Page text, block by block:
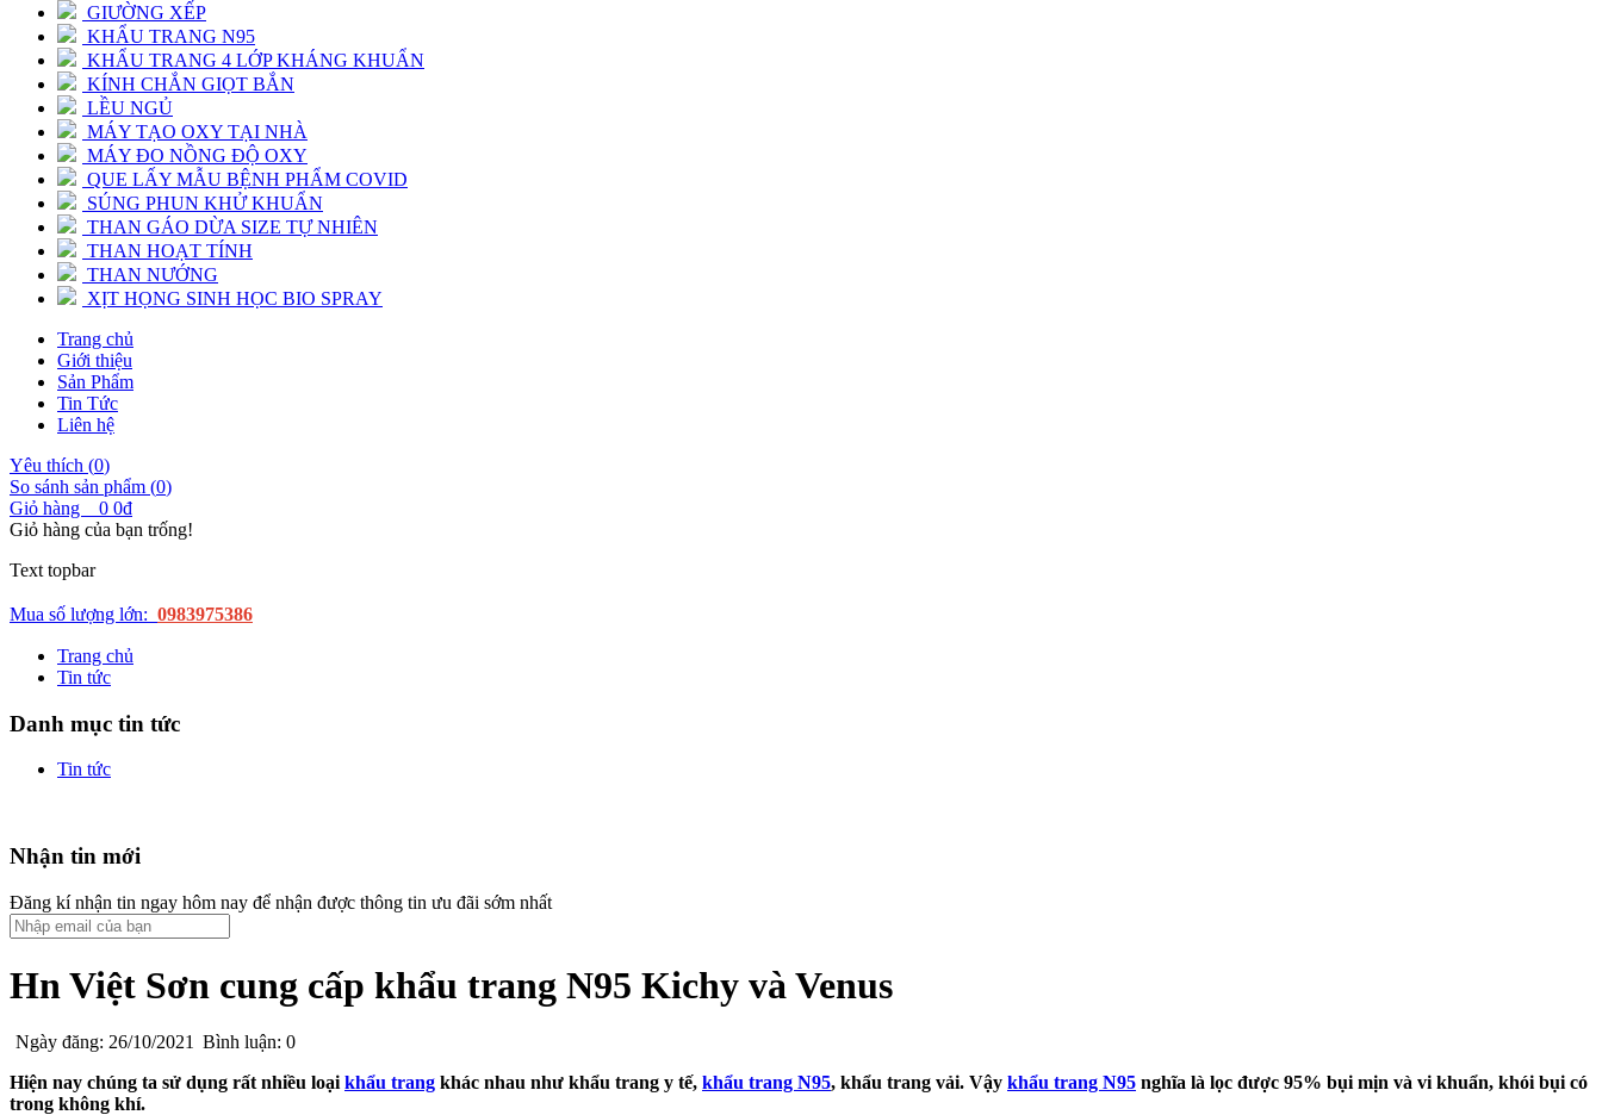
GIƯỜNG XẾP
KHẨU TRANG N95
KHẨU TRANG 4 LỚP KHÁNG KHUẨN
KÍNH CHẮN GIỌT BẮN
LỀU NGỦ
MÁY TẠO OXY TẠI NHÀ
MÁY ĐO NỒNG ĐỘ OXY
QUE LẤY MẪU BỆNH PHẨM COVID
SÚNG PHUN KHỬ KHUẨN
THAN GÁO DỪA SIZE TỰ NHIÊN
THAN HOẠT TÍNH
THAN NƯỚNG
XỊT HỌNG SINH HỌC BIO SPRAY
Trang chủ
Giới thiệu
Sản Phẩm
Tin Tức
Liên hệ
Yêu thích (0)
So sánh sản phẩm (0)
Giỏ hàng
0 0đ
Giỏ hàng của bạn trống!
Text topbar
Mua số lượng lớn: 0983975386
Trang chủ
Tin tức
Danh mục tin tức
Tin tức
Nhận tin mới
Đăng kí nhận tin ngay hôm nay để nhận được thông tin ưu đãi sớm nhất
Hn Việt Sơn cung cấp khẩu trang N95 Kichy và Venus
Ngày đăng: 26/10/2021 Bình luận: 0
Hiện nay chúng ta sử dụng rất nhiều loại khẩu trang khác nhau như khẩu trang y tế, khẩu trang N95, khẩu trang vải. Vậy khẩu trang N95 nghĩa là lọc được 95% bụi mịn và vi khuẩn, khói bụi có
trong không khí.